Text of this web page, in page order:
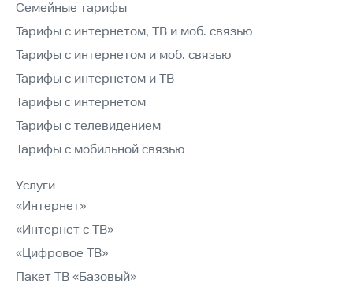
Семейные тарифы
Тарифы с интернетом, ТВ и моб. связью
Тарифы с интернетом и моб. связью
Тарифы с интернетом и ТВ
Тарифы с интернетом
Тарифы с телевидением
Тарифы с мобильной связью
Услуги
«Интернет»
«Интернет с ТВ»
«Цифровое ТВ»
Пакет ТВ «Базовый»